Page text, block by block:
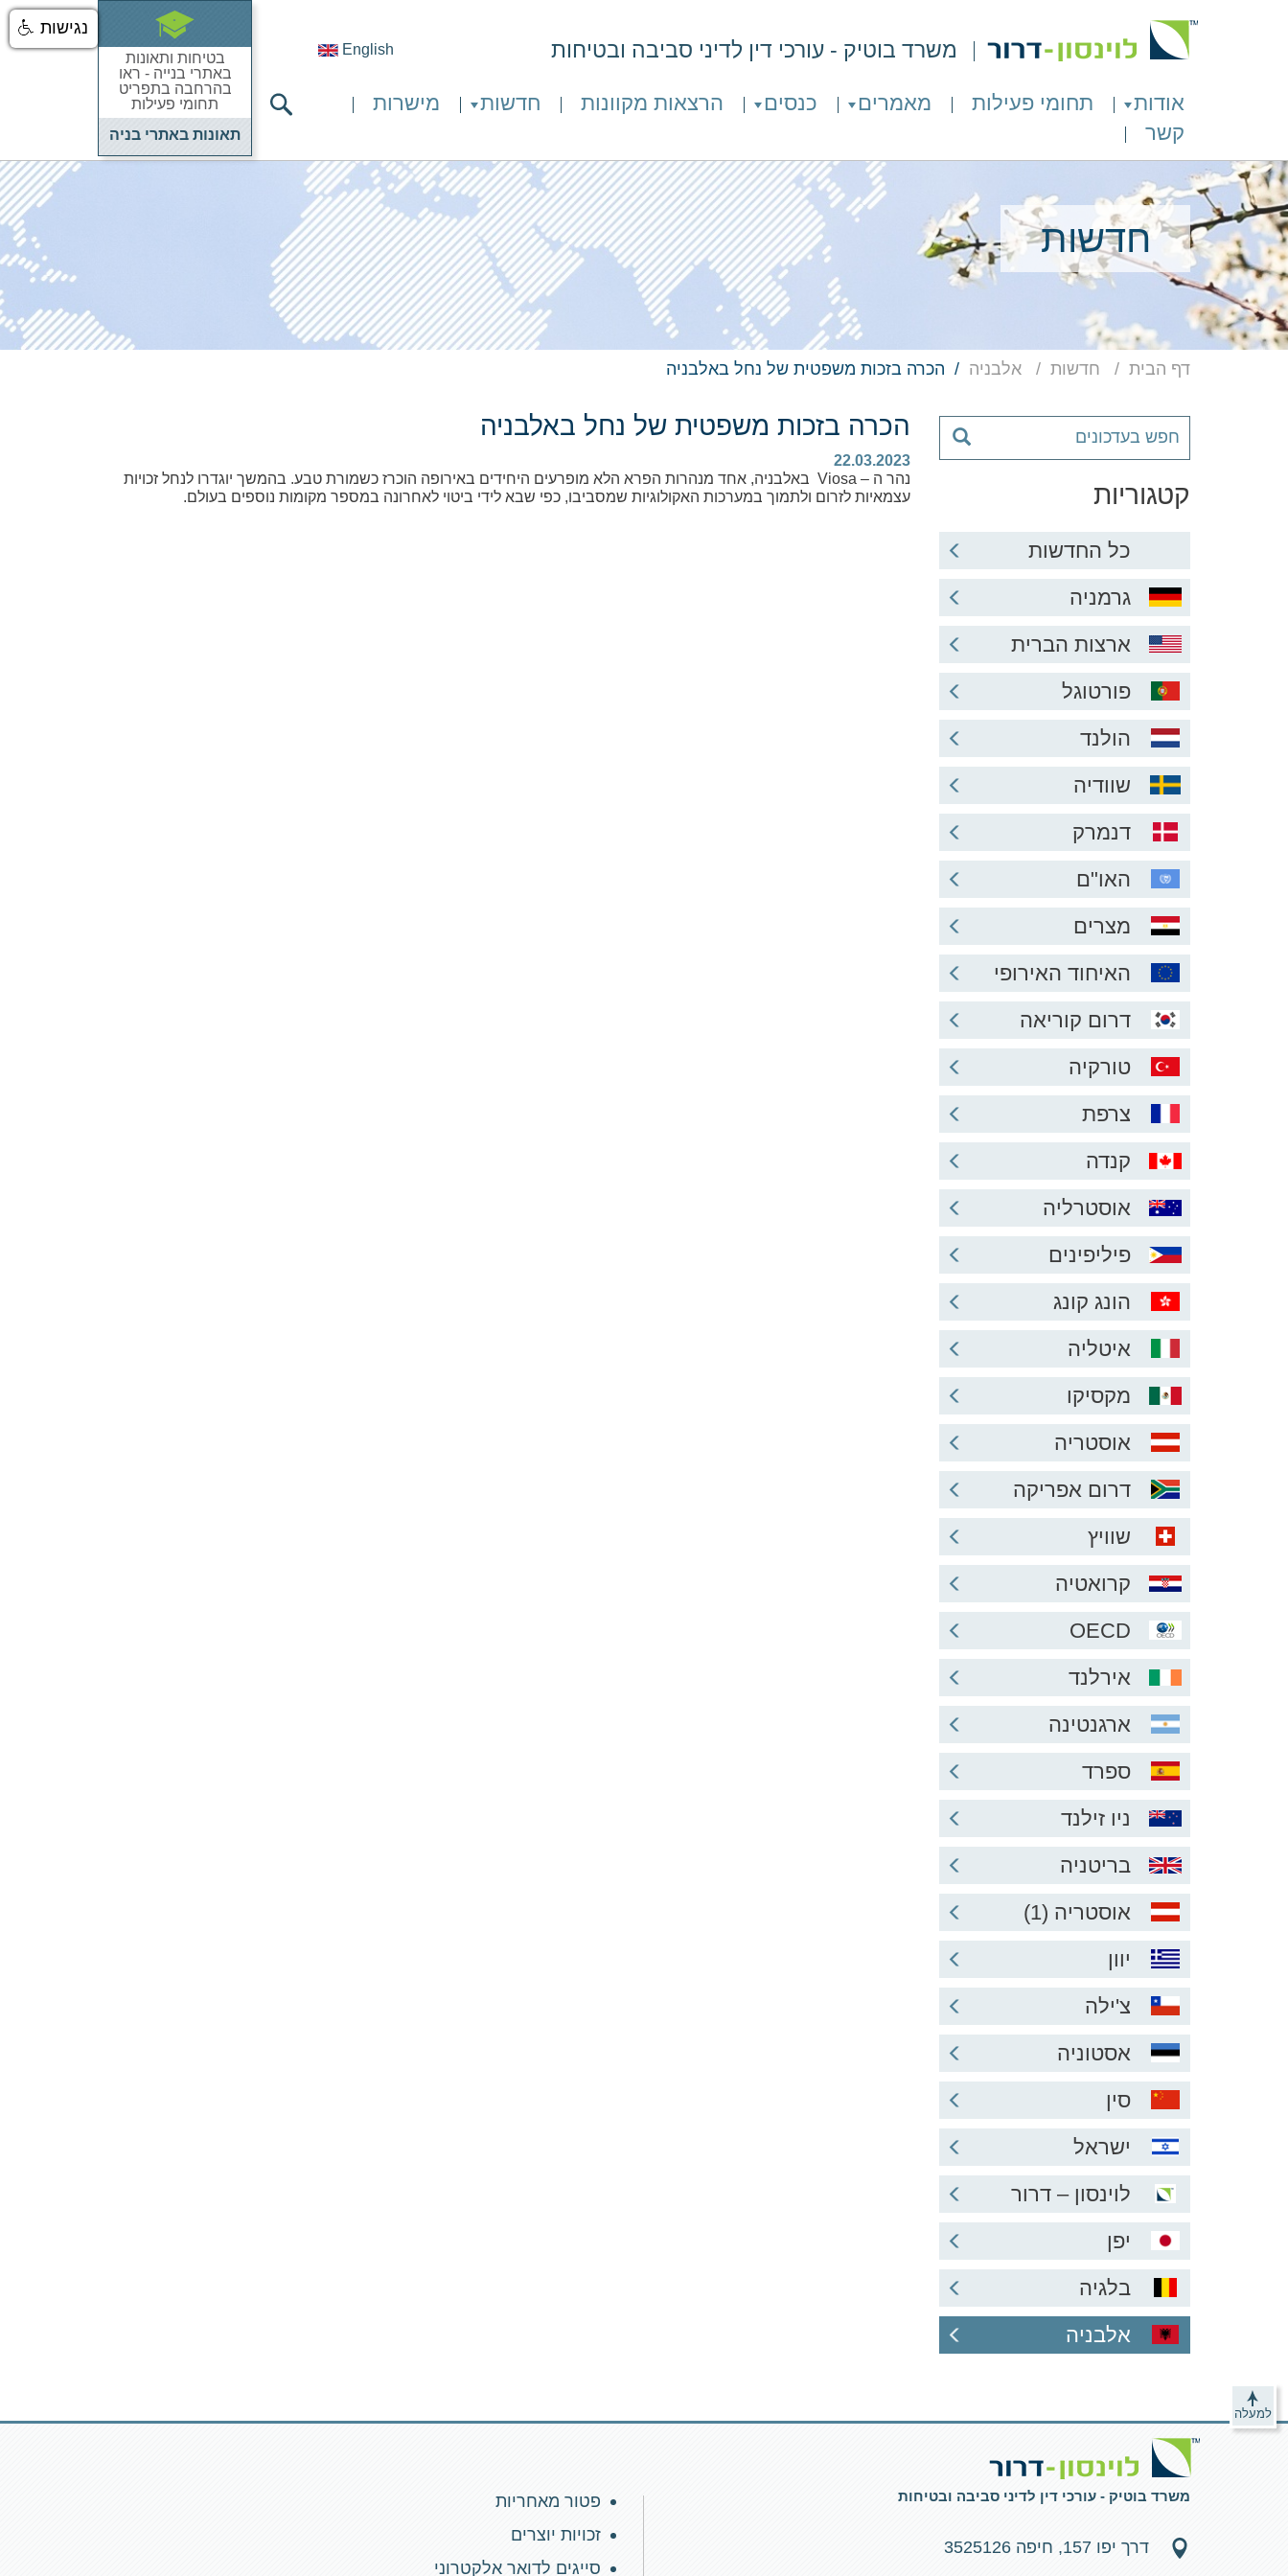
English משרד בוטיק - עורכי דין לדיני סביבה ובטיחות
אודות תחומי פעילות מאמרים כנסים הרצאות מקוונות חדשות
מישרות
קשר
בטיחות ותאונות
באתרי בנייה - ראו
בהרחבה בתפריט
תחומי פעילות
תאונות באתרי בניה
חדשות
דף הבית חדשות אלבניה הכרה בזכות משפטית של נחל באלבניה
קטגוריות
כל החדשות
גרמניה
ארצות הברית
פורטוגל
הולנד
שוודיה
דנמרק
האו"ם
מצרים
האיחוד האירופי
דרום קוריאה
טורקיה
צרפת
קנדה
אוסטרליה
פיליפינים
הונג קונג
איטליה
מקסיקו
אוסטריה
דרום אפריקה
שוויץ
קרואטיה
OECD
אירלנד
ארגנטינה
ספרד
ניו זילנד
בריטניה
אוסטריה (1)
יוון
צ'ילה
אסטוניה
סין
ישראל
לוינסון – דרור
יפן
בלגיה
אלבניה
הכרה בזכות משפטית של נחל באלבניה
22.03.2023
נהר ה – Viosa באלבניה, אחד מנהרות הפרא הלא מופרעים היחידים באירופה הוכרז כשמורת טבע. בהמשך יוגדרו לנחל זכויות
עצמאיות לזרום ולתמוך במערכות האקולוגיות שמסביבו, כפי שבא לידי ביטוי לאחרונה במספר מקומות נוספים בעולם.
למעלה
משרד בוטיק - עורכי דין לדיני סביבה ובטיחות
דרך יפו 157, חיפה 3525126
פטור מאחריות
זכויות יוצרים
סייגים לדואר אלקטרוני
נגישות